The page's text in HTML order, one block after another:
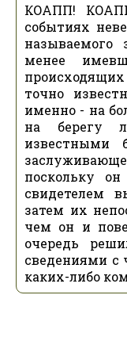
КОАПП!
событиях
менее
точно
именно - на
на берегу
известными
поскольку
свидетелем
затем их
чем он и
очередь
сведениями с
каких-либо